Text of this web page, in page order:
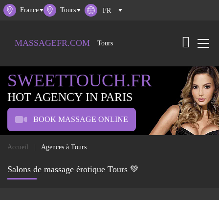
France Tours
MASSAGEFR.COM Tours
SWEETTOUCH.FR
HOT AGENCY IN PARIS
BOOK MASSAGE ONLINE
Accueil Agences à Tours
Salons de massage érotique Tours 💚